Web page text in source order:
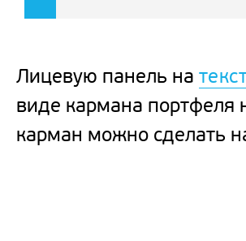
Лицевую панель на
виде кармана портфеля
карман можно сделать